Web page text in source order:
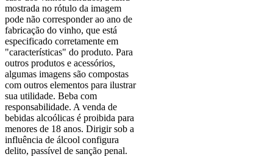
mostrada no rótulo da imagem
pode não corresponder ao ano de
fabricação do vinho, que está
especificado corretamente em
"características" do produto. Para
outros produtos e acessórios,
algumas imagens são compostas
com outros elementos para ilustrar
sua utilidade. Beba com
responsabilidade. A venda de
bebidas alcoólicas é proibida para
menores de 18 anos. Dirigir sob a
influência de álcool configura
delito, passível de sanção penal.